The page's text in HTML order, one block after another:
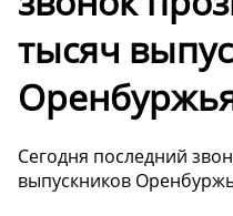
тысяч
Сегодня последний
выпускников